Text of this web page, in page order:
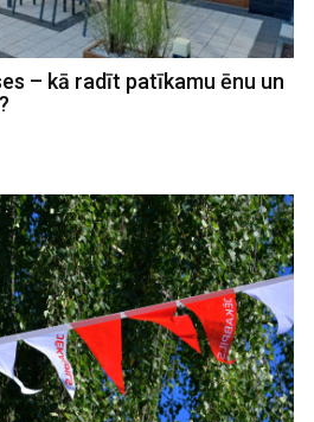
– kā radīt patīkamu ēnu un